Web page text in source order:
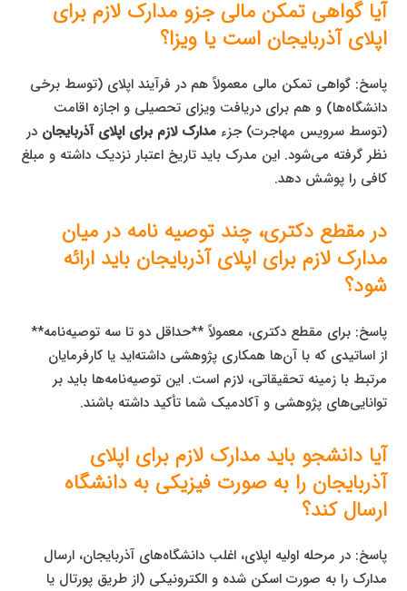
آیا گواهی تمکن مالی جزو مدارک لازم برای
اپلای آذربایجان است یا ویزا؟
پاسخ: گواهی تمکن مالی معمولاً هم در فرآیند اپلای (توسط برخی
دانشگاه‌ها) و هم برای دریافت ویزای تحصیلی و اجازه اقامت
(توسط سرویس مهاجرت) جزءمدارک لازم برای اپلای آذربایجان در
نظر گرفته می‌شود. این مدرک باید تاریخ اعتبار نزدیک داشته و مبلغ
کافی را پوشش دهد.
در مقطع دکتری، چند توصیه نامه در میان
مدارک لازم برای اپلای آذربایجان باید ارائه
شود؟
پاسخ: برای مقطع دکتری، معمولاً **حداقل دو تا سه توصیه‌نامه**
از اساتیدی که با آن‌ها همکاری پژوهشی داشته‌اید یا کارفرمایان
مرتبط با زمینه تحقیقاتی، لازم است. این توصیه‌نامه‌ها باید بر
توانایی‌های پژوهشی و آکادمیک شما تأکید داشته باشند.
آیا دانشجو باید مدارک لازم برای اپلای
آذربایجان را به صورت فیزیکی به دانشگاه
ارسال کند؟
پاسخ: در مرحله اولیه اپلای، اغلب دانشگاه‌های آذربایجان، ارسال
مدارک را به صورت اسکن شده و الکترونیکی (از طریق پورتال یا